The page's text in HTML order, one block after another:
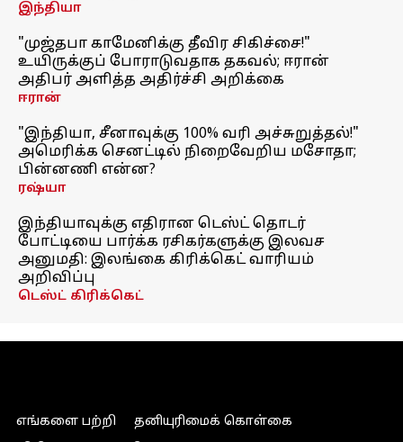
இந்தியா
"முஜ்தபா காமேனிக்கு தீவிர சிகிச்சை!"
உயிருக்குப் போராடுவதாக தகவல்; ஈரான்
அதிபர் அளித்த அதிர்ச்சி அறிக்கை
ஈரான்
"இந்தியா, சீனாவுக்கு 100% வரி அச்சுறுத்தல்!"
அமெரிக்க செனட்டில் நிறைவேறிய மசோதா;
பின்னணி என்ன?
ரஷ்யா
இந்தியாவுக்கு எதிரான டெஸ்ட் தொடர்
போட்டியை பார்க்க ரசிகர்களுக்கு இலவச
அனுமதி: இலங்கை கிரிக்கெட் வாரியம்
அறிவிப்பு
டெஸ்ட் கிரிக்கெட்
எங்களை பற்றி
தனியுரிமைக் கொள்கை